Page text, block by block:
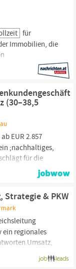
Fitness
für
Immobilien, die
von Immobilien
sowie
(30–38,5
EUR 2.857
;nachhaltiges,
für die
in Form von
wieder der
& PKW
ein regionales
Umsatz,
Sie